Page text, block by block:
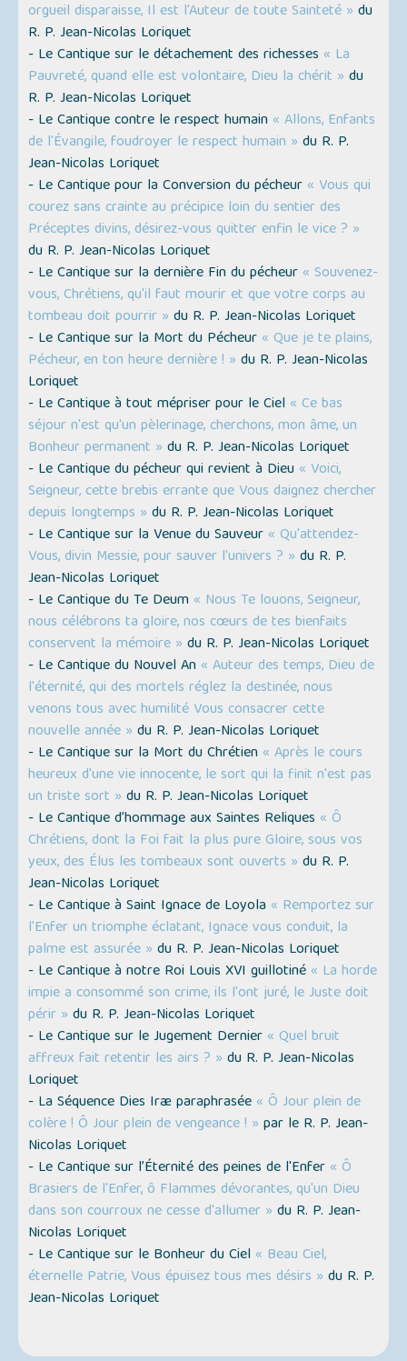
orgueil disparaisse, Il est l'Auteur de toute Sainteté » du
R. P. Jean-Nicolas Loriquet
- Le Cantique sur le détachement des richesses « La
Pauvreté, quand elle est volontaire, Dieu la chérit » du
R. P. Jean-Nicolas Loriquet
- Le Cantique contre le respect humain « Allons, Enfants
de l'Évangile, foudroyer le respect humain » du R. P.
Jean-Nicolas Loriquet
- Le Cantique pour la Conversion du pécheur « Vous qui
courez sans crainte au précipice loin du sentier des
Préceptes divins, désirez-vous quitter enfin le vice ? »
du R. P. Jean-Nicolas Loriquet
- Le Cantique sur la dernière Fin du pécheur « Souvenez-
vous, Chrétiens, qu'il faut mourir et que votre corps au
tombeau doit pourrir » du R. P. Jean-Nicolas Loriquet
- Le Cantique sur la Mort du Pécheur « Que je te plains,
Pécheur, en ton heure dernière ! » du R. P. Jean-Nicolas
Loriquet
- Le Cantique à tout mépriser pour le Ciel « Ce bas
séjour n'est qu'un pèlerinage, cherchons, mon âme, un
Bonheur permanent » du R. P. Jean-Nicolas Loriquet
- Le Cantique du pécheur qui revient à Dieu « Voici,
Seigneur, cette brebis errante que Vous daignez chercher
depuis longtemps » du R. P. Jean-Nicolas Loriquet
- Le Cantique sur la Venue du Sauveur « Qu'attendez-
Vous, divin Messie, pour sauver l'univers ? » du R. P.
Jean-Nicolas Loriquet
- Le Cantique du Te Deum « Nous Te louons, Seigneur,
nous célébrons ta gloire, nos cœurs de tes bienfaits
conservent la mémoire » du R. P. Jean-Nicolas Loriquet
- Le Cantique du Nouvel An « Auteur des temps, Dieu de
l'éternité, qui des mortels réglez la destinée, nous
venons tous avec humilité Vous consacrer cette
nouvelle année » du R. P. Jean-Nicolas Loriquet
- Le Cantique sur la Mort du Chrétien « Après le cours
heureux d'une vie innocente, le sort qui la finit n'est pas
un triste sort » du R. P. Jean-Nicolas Loriquet
- Le Cantique d’hommage aux Saintes Reliques « Ô
Chrétiens, dont la Foi fait la plus pure Gloire, sous vos
yeux, des Élus les tombeaux sont ouverts » du R. P.
Jean-Nicolas Loriquet
- Le Cantique à Saint Ignace de Loyola « Remportez sur
l'Enfer un triomphe éclatant, Ignace vous conduit, la
palme est assurée » du R. P. Jean-Nicolas Loriquet
- Le Cantique à notre Roi Louis XVI guillotiné « La horde
impie a consommé son crime, ils l'ont juré, le Juste doit
périr » du R. P. Jean-Nicolas Loriquet
- Le Cantique sur le Jugement Dernier « Quel bruit
affreux fait retentir les airs ? » du R. P. Jean-Nicolas
Loriquet
- La Séquence Dies Iræ paraphrasée « Ô Jour plein de
colère ! Ô Jour plein de vengeance ! » par le R. P. Jean-
Nicolas Loriquet
- Le Cantique sur l’Éternité des peines de l'Enfer « Ô
Brasiers de l'Enfer, ô Flammes dévorantes, qu'un Dieu
dans son courroux ne cesse d'allumer » du R. P. Jean-
Nicolas Loriquet
- Le Cantique sur le Bonheur du Ciel « Beau Ciel,
éternelle Patrie, Vous épuisez tous mes désirs » du R. P.
Jean-Nicolas Loriquet